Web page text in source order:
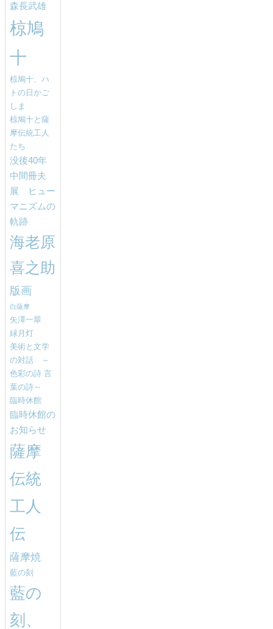
森長武雄
椋鳩
十
椋鳩十、ハ
トの日かご
しま
椋鳩十と薩
摩伝統工人
たち
没後40年
中間冊夫
展 ヒュー
マニズムの
軌跡
海老原
喜之助
版画
白薩摩
矢澤一翠
緑月灯
美術と文学
の対話 ～
色彩の詩 言
葉の詩～
臨時休館
臨時休館の
お知らせ
薩摩
伝統
工人
伝
薩摩焼
藍の刻
藍の
刻、